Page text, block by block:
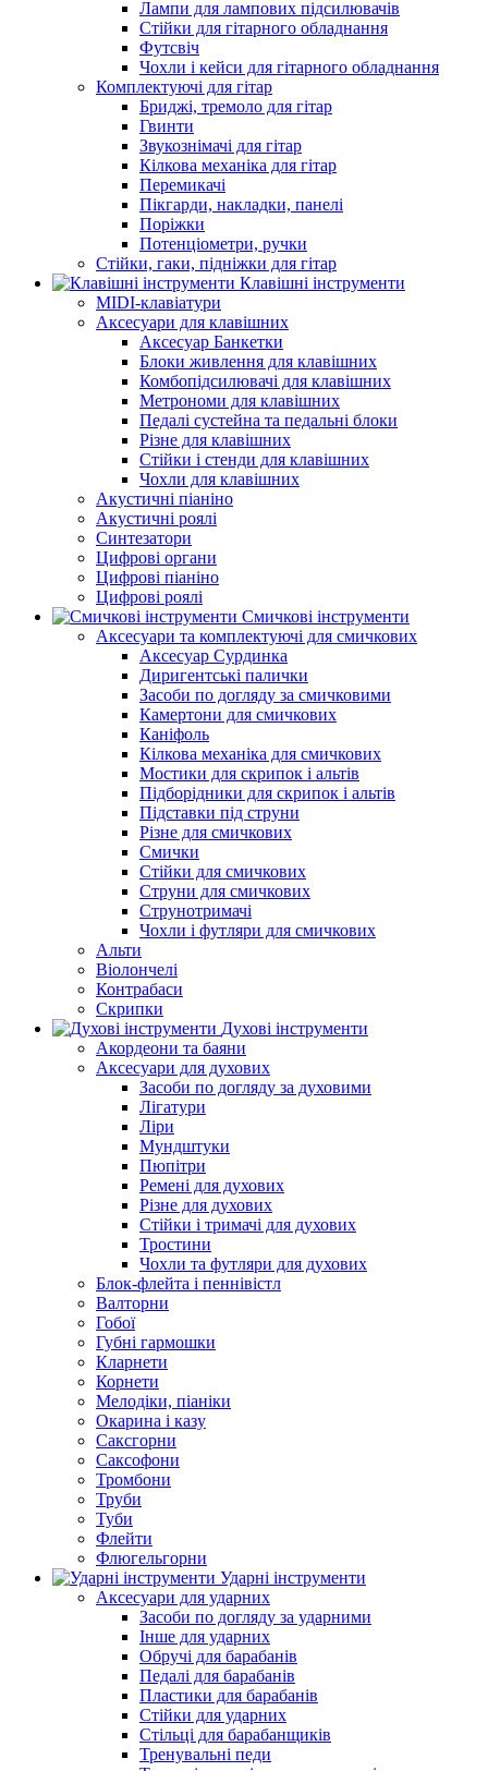
Лампи для лампових підсилювачів
Стійки для гітарного обладнання
Футсвіч
Чохли і кейси для гітарного обладнання
Комплектуючі для гітар
Бриджі, тремоло для гітар
Гвинти
Звукознімачі для гітар
Кілкова механіка для гітар
Перемикачі
Пікгарди, накладки, панелі
Поріжки
Потенціометри, ручки
Стійки, гаки, підніжки для гітар
Клавішні інструменти
MIDI-клавіатури
Аксесуари для клавішних
Аксесуар Банкетки
Блоки живлення для клавішних
Комбопідсилювачі для клавішних
Метрономи для клавішних
Педалі сустейна та педальні блоки
Різне для клавішних
Стійки і стенди для клавішних
Чохли для клавішних
Акустичні піаніно
Акустичні роялі
Синтезатори
Цифрові органи
Цифрові піаніно
Цифрові роялі
Смичкові інструменти
Аксесуари та комплектуючі для смичкових
Аксесуар Сурдинка
Диригентські палички
Засоби по догляду за смичковими
Камертони для смичкових
Каніфоль
Кілкова механіка для смичкових
Мостики для скрипок і альтів
Підборiдники для скрипок і альтів
Підставки під струни
Різне для смичкових
Смички
Стійки для смичкових
Струни для смичкових
Струнотримачі
Чохли і футляри для смичкових
Альти
Віолончелі
Контрабаси
Скрипки
Духові інструменти
Акордеони та баяни
Аксесуари для духових
Засоби по догляду за духовими
Лігатури
Ліри
Мундштуки
Пюпітри
Ремені для духових
Різне для духових
Стійки і тримачі для духових
Тростини
Чохли та футляри для духових
Блок-флейта і пеннівістл
Валторни
Гобої
Губні гармошки
Кларнети
Корнети
Мелодіки, піаніки
Окарина і казу
Саксгорни
Саксофони
Тромбони
Труби
Туби
Флейти
Флюгельгорни
Ударні інструменти
Аксесуари для ударних
Засоби по догляду за ударними
Інше для ударних
Обручі для барабанів
Педалі для барабанів
Пластики для барабанів
Стійки для ударних
Стільці для барабанщиків
Тренувальні педи